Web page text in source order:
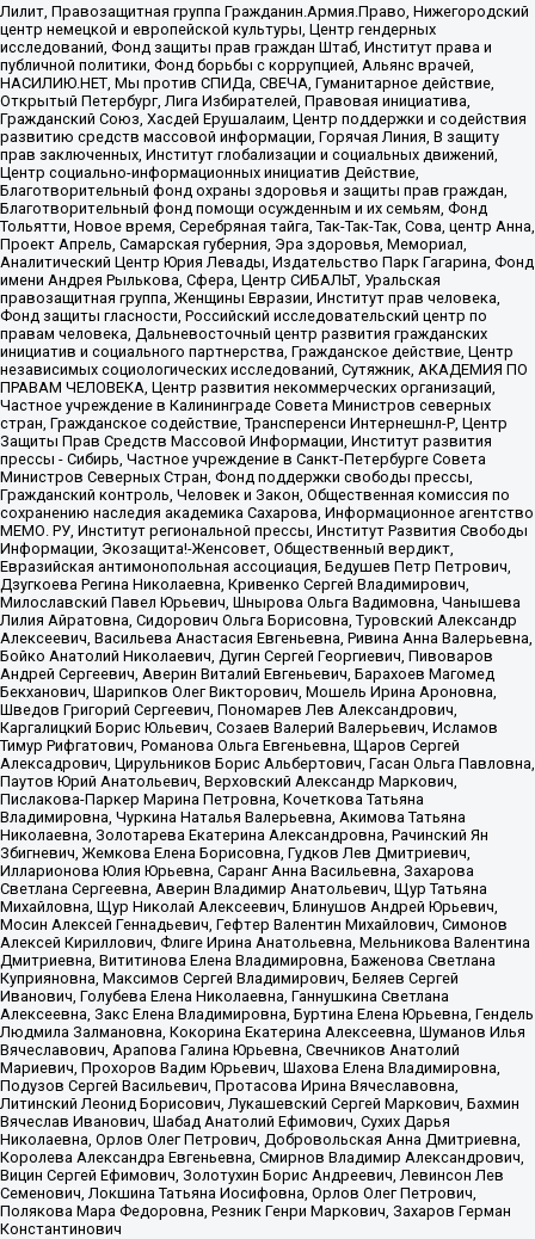
Лилит, Правозащитная группа Гражданин.Армия.Право, Нижегородский
центр немецкой и европейской культуры, Центр гендерных
исследований, Фонд защиты прав граждан Штаб, Институт права и
публичной политики, Фонд борьбы с коррупцией, Альянс врачей,
НАСИЛИЮ.НЕТ, Мы против СПИДа, СВЕЧА, Гуманитарное действие,
Открытый Петербург, Лига Избирателей, Правовая инициатива,
Гражданский Союз, Хасдей Ерушалаим, Центр поддержки и содействия
развитию средств массовой информации, Горячая Линия, В защиту
прав заключенных, Институт глобализации и социальных движений,
Центр социально-информационных инициатив Действие,
Благотворительный фонд охраны здоровья и защиты прав граждан,
Благотворительный фонд помощи осужденным и их семьям, Фонд
Тольятти, Новое время, Серебряная тайга, Так-Так-Так, Сова, центр Анна,
Проект Апрель, Самарская губерния, Эра здоровья, Мемориал,
Аналитический Центр Юрия Левады, Издательство Парк Гагарина, Фонд
имени Андрея Рылькова, Сфера, Центр СИБАЛЬТ, Уральская
правозащитная группа, Женщины Евразии, Институт прав человека,
Фонд защиты гласности, Российский исследовательский центр по
правам человека, Дальневосточный центр развития гражданских
инициатив и социального партнерства, Гражданское действие, Центр
независимых социологических исследований, Сутяжник, АКАДЕМИЯ ПО
ПРАВАМ ЧЕЛОВЕКА, Центр развития некоммерческих организаций,
Частное учреждение в Калининграде Совета Министров северных
стран, Гражданское содействие, Трансперенси Интернешнл-Р, Центр
Защиты Прав Средств Массовой Информации, Институт развития
прессы - Сибирь, Частное учреждение в Санкт-Петербурге Совета
Министров Северных Стран, Фонд поддержки свободы прессы,
Гражданский контроль, Человек и Закон, Общественная комиссия по
сохранению наследия академика Сахарова, Информационное агентство
МЕМО. РУ, Институт региональной прессы, Институт Развития Свободы
Информации, Экозащита!-Женсовет, Общественный вердикт,
Евразийская антимонопольная ассоциация, Бедушев Петр Петрович,
Дзугкоева Регина Николаевна, Кривенко Сергей Владимирович,
Милославский Павел Юрьевич, Шнырова Ольга Вадимовна, Чанышева
Лилия Айратовна, Сидорович Ольга Борисовна, Туровский Александр
Алексеевич, Васильева Анастасия Евгеньевна, Ривина Анна Валерьевна,
Бойко Анатолий Николаевич, Дугин Сергей Георгиевич, Пивоваров
Андрей Сергеевич, Аверин Виталий Евгеньевич, Барахоев Магомед
Бекханович, Шарипков Олег Викторович, Мошель Ирина Ароновна,
Шведов Григорий Сергеевич, Пономарев Лев Александрович,
Каргалицкий Борис Юльевич, Созаев Валерий Валерьевич, Исламов
Тимур Рифгатович, Романова Ольга Евгеньевна, Щаров Сергей
Алексадрович, Цирульников Борис Альбертович, Гасан Ольга Павловна,
Паутов Юрий Анатольевич, Верховский Александр Маркович,
Пислакова-Паркер Марина Петровна, Кочеткова Татьяна
Владимировна, Чуркина Наталья Валерьевна, Акимова Татьяна
Николаевна, Золотарева Екатерина Александровна, Рачинский Ян
Збигневич, Жемкова Елена Борисовна, Гудков Лев Дмитриевич,
Илларионова Юлия Юрьевна, Саранг Анна Васильевна, Захарова
Светлана Сергеевна, Аверин Владимир Анатольевич, Щур Татьяна
Михайловна, Щур Николай Алексеевич, Блинушов Андрей Юрьевич,
Мосин Алексей Геннадьевич, Гефтер Валентин Михайлович, Симонов
Алексей Кириллович, Флиге Ирина Анатольевна, Мельникова Валентина
Дмитриевна, Вититинова Елена Владимировна, Баженова Светлана
Куприяновна, Максимов Сергей Владимирович, Беляев Сергей
Иванович, Голубева Елена Николаевна, Ганнушкина Светлана
Алексеевна, Закс Елена Владимировна, Буртина Елена Юрьевна, Гендель
Людмила Залмановна, Кокорина Екатерина Алексеевна, Шуманов Илья
Вячеславович, Арапова Галина Юрьевна, Свечников Анатолий
Мариевич, Прохоров Вадим Юрьевич, Шахова Елена Владимировна,
Подузов Сергей Васильевич, Протасова Ирина Вячеславовна,
Литинский Леонид Борисович, Лукашевский Сергей Маркович, Бахмин
Вячеслав Иванович, Шабад Анатолий Ефимович, Сухих Дарья
Николаевна, Орлов Олег Петрович, Добровольская Анна Дмитриевна,
Королева Александра Евгеньевна, Смирнов Владимир Александрович,
Вицин Сергей Ефимович, Золотухин Борис Андреевич, Левинсон Лев
Семенович, Локшина Татьяна Иосифовна, Орлов Олег Петрович,
Полякова Мара Федоровна, Резник Генри Маркович, Захаров Герман
Константинович